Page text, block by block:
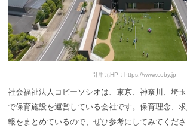
引用元HP：https://www.coby.jp
社会福祉法人コビーソシオは、東京、神奈川、埼
で保育施設を運営している会社です。保育理念、
報をまとめているので、ぜひ参考にしてみてくださ